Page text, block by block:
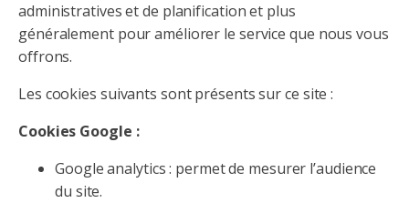
administratives et de planification et plus
généralement pour améliorer le service que nous vous
offrons.
Les cookies suivants sont présents sur ce site :
Cookies Google :
Google analytics : permet de mesurer l’audience
du site.